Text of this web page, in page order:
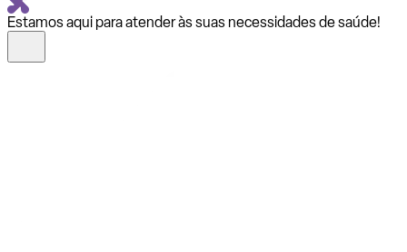
Estamos aqui para atender às suas necessidades de saúde!